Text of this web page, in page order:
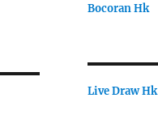
Bocoran Hk
Live Draw Hk